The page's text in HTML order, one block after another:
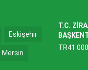
Eskişehir
Mersin
T.C.
TR41